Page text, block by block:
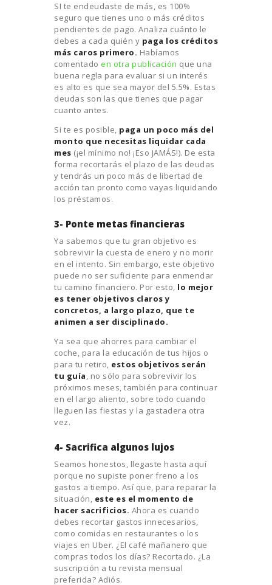
SI te endeudaste de más, es 100%
seguro que tienes uno o más créditos
pendientes de pago. Analiza cuánto le
debes a cada quién y paga los créditos
más caros primero. Habíamos
comentado en otra publicación que una
buena regla para evaluar si un interés
es alto es que sea mayor del 5.5%. Estas
deudas son las que tienes que pagar
cuanto antes.
Si te es posible, paga un poco más del
monto que necesitas liquidar cada
mes (¡el mínimo no! ¡Eso JAMÁS!). De esta
forma recortarás el plazo de las deudas
y tendrás un poco más de libertad de
acción tan pronto como vayas liquidando
los préstamos.
3- Ponte metas financieras
Ya sabemos que tu gran objetivo es
sobrevivir la cuesta de enero y no morir
en el intento. Sin embargo, este objetivo
puede no ser suficiente para enmendar
tu camino financiero. Por esto, lo mejor
es tener objetivos claros y
concretos, a largo plazo, que te
animen a ser disciplinado.
Ya sea que ahorres para cambiar el
coche, para la educación de tus hijos o
para tu retiro, estos objetivos serán
tu guía, no sólo para sobrevivir los
próximos meses, también para continuar
en el largo aliento, sobre todo cuando
lleguen las fiestas y la gastadera otra
vez.
4- Sacrifica algunos lujos
Seamos honestos, llegaste hasta aquí
porque no supiste poner freno a los
gastos a tiempo. Así que, para reparar la
situación, este es el momento de
hacer sacrificios. Ahora es cuando
debes recortar gastos innecesarios,
como comidas en restaurantes o los
viajes en Uber. ¿El café mañanero que
compras todos los días? Recortado. ¿La
suscripción a tu revista mensual
preferida? Adiós.